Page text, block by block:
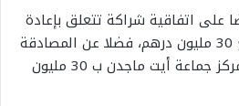
اتفاقية شراكة تتعلق بإعادة
تأهيل جماعة تاغلفت بمبلغ 30 مليون درهم، فضلا عن المصادقة
على اتفاقية تهم تأهيل مركز جماعة أيت ماجدن ب 30 مليون